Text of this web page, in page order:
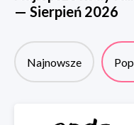
— Sierpień 2026
Najnowsze